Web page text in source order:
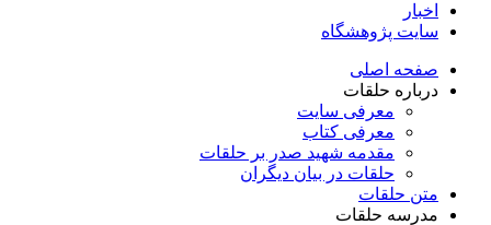
اخبار
سایت پژوهشگاه
صفحه اصلی
درباره حلقات
معرفی سایت
معرفی کتاب
مقدمه شهید صدر بر حلقات
حلقات در بیان دیگران
متن حلقات
مدرسه حلقات